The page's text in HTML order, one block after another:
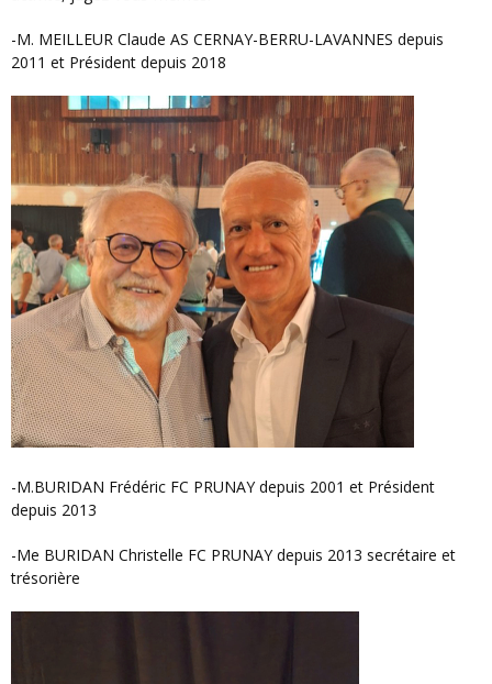
-M. MEILLEUR Claude AS CERNAY-BERRU-LAVANNES depuis
2011 et Président depuis 2018
-M.BURIDAN Frédéric FC PRUNAY depuis 2001 et Président
depuis 2013
-Me BURIDAN Christelle FC PRUNAY depuis 2013 secrétaire et
trésorière